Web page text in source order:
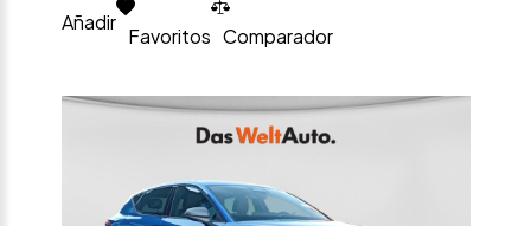
Añadir
Favoritos Comparador